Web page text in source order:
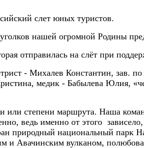
слет юных туристов.
нашей огромной Родины
отправилась на слёт при
- Михалев Константин, зав.
медик - Бабылева Юлия,
или степени маршрута. Наша
ведь именно от этого
природный национальный парк
и Авачинским вулканом,